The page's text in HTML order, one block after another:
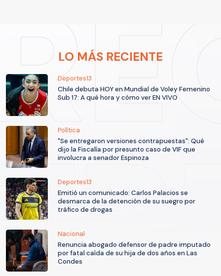
LO MÁS RECIENTE
Deportes13
Chile debuta HOY en Mundial de Voley Femenino
Sub 17: A qué hora y cómo ver EN VIVO
Política
"Se entregaron versiones contrapuestas": Qué
dijo la Fiscalía por presunto caso de VIF que
involucra a senador Espinoza
Deportes13
Emitió un comunicado: Carlos Palacios se
desmarca de la detención de su suegro por
tráfico de drogas
Nacional
Renuncia abogado defensor de padre imputado
por fatal caída de su hija de dos años en Las
Condes